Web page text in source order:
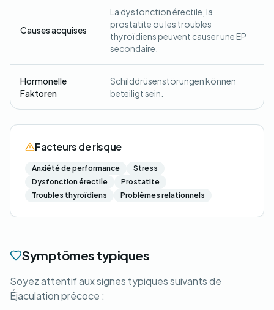
Causes acquises
La dysfonction érectile, la
prostatite ou les troubles
thyroïdiens peuvent causer une EP
secondaire.
Hormonelle
Faktoren
Schilddrüsenstörungen können
beteiligt sein.
Facteurs de risque
Anxiété de performance
Stress
Dysfonction érectile
Prostatite
Troubles thyroïdiens
Problèmes relationnels
Symptômes typiques
Soyez attentif aux signes typiques suivants de
Éjaculation précoce :